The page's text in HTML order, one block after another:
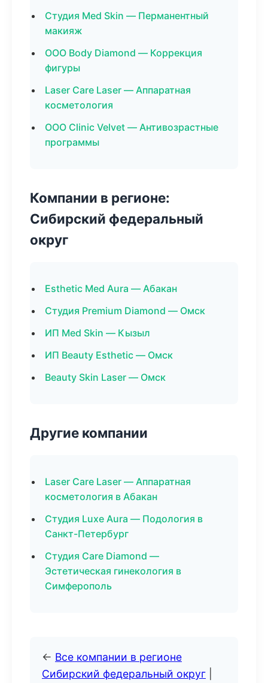
Студия Med Skin — Перманентный
макияж
ООО Body Diamond — Коррекция
фигуры
Laser Care Laser — Аппаратная
косметология
ООО Clinic Velvet — Антивозрастные
программы
Компании в регионе:
Сибирский федеральный
округ
Esthetic Med Aura — Абакан
Студия Premium Diamond — Омск
ИП Med Skin — Кызыл
ИП Beauty Esthetic — Омск
Beauty Skin Laser — Омск
Другие компании
Laser Care Laser — Аппаратная
косметология в Абакан
Студия Luxe Aura — Подология в
Санкт-Петербург
Студия Care Diamond —
Эстетическая гинекология в
Симферополь
← Все компании в регионе
Сибирский федеральный округ